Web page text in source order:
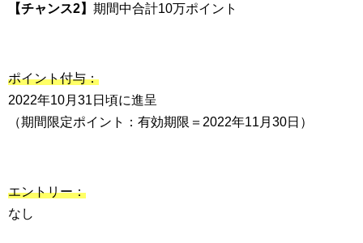
【チャンス2】 期間中合計10万ポイント
ポイント付与：
2022年10月31日頃に進呈
（期間限定ポイント：有効期限＝2022年11月30日）
エントリー：
なし